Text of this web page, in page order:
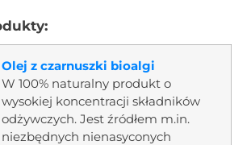
Olej z czarnuszki bioalgi
W 100% naturalny produkt o
wysokiej koncentracji składników
odżywczych. Jest źródłem m.in.
niezbędnych nienasyconych